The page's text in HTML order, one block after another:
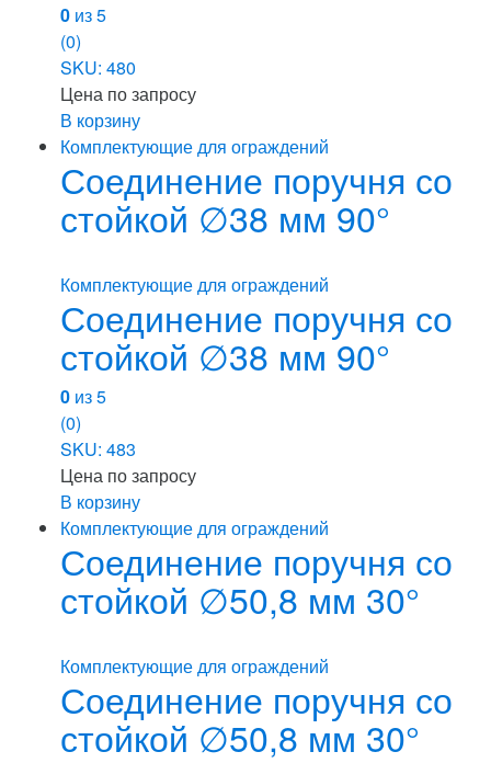
0 из 5
(0)
SKU: 480
Цена по запросу
В корзину
Комплектующие для ограждений
Соединение поручня со
стойкой ∅38 мм 90°
Комплектующие для ограждений
Соединение поручня со
стойкой ∅38 мм 90°
0 из 5
(0)
SKU: 483
Цена по запросу
В корзину
Комплектующие для ограждений
Соединение поручня со
стойкой ∅50,8 мм 30°
Комплектующие для ограждений
Соединение поручня со
стойкой ∅50,8 мм 30°